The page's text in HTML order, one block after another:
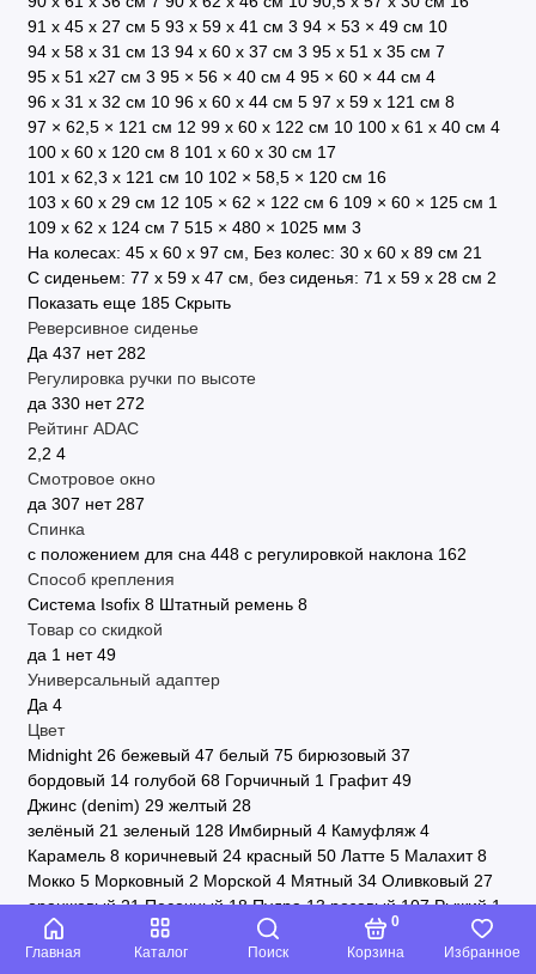
Главная Каталог Поиск Корзина
0
Избранное
91 x 45 x 27 см 5 93 х 59 х 41 см 3 94 × 53 × 49 см 10
94 х 58 х 31 см 13 94 х 60 х 37 см 3 95 x 51 x 35 см 7
95 х 51 х27 см 3 95 × 56 × 40 см 4 95 × 60 × 44 см 4
96 х 31 x 32 см 10 96 х 60 х 44 см 5 97 х 59 х 121 см 8
97 × 62,5 × 121 см 12 99 х 60 х 122 см 10 100 x 61 х 40 см 4
100 х 60 х 120 см 8 101 х 60 х 30 см 17
101 х 62,3 х 121 см 10 102 × 58,5 × 120 см 16
103 x 60 x 29 см 12 105 × 62 × 122 см 6 109 × 60 × 125 см 1
109 х 62 х 124 см 7 515 × 480 × 1025 мм 3
На колесах: 45 х 60 х 97 см, Без колес: 30 х 60 х 89 см 21
С сиденьем: 77 x 59 x 47 см, без сиденья: 71 x 59 x 28 см 2
Показать еще 185 Скрыть
Реверсивное сиденье
Да 437 нет 282
Регулировка ручки по высоте
да 330 нет 272
Рейтинг ADAC
2,2 4
Смотровое окно
да 307 нет 287
Спинка
с положением для сна 448 с регулировкой наклона 162
Способ крепления
Система Isofix 8 Штатный ремень 8
Товар со скидкой
да 1 нет 49
Универсальный адаптер
Да 4
Цвет
Midnight 26 бежевый 47 белый 75 бирюзовый 37
бордовый 14 голубой 68 Горчичный 1 Графит 49
Джинс (denim) 29 желтый 28
зелёный 21 зеленый 128 Имбирный 4 Камуфляж 4
Карамель 8 коричневый 24 красный 50 Латте 5 Малахит 8
Мокко 5 Морковный 2 Морской 4 Мятный 34 Оливковый 27
оранжевый 21 Песочный 18 Пудра 13 розовый 107 Рыжий 1
С узором
Светло-серый 103 серый синий
Темно-серый
136 Терракот 5 фиолетовый 9 Фисташковый 4